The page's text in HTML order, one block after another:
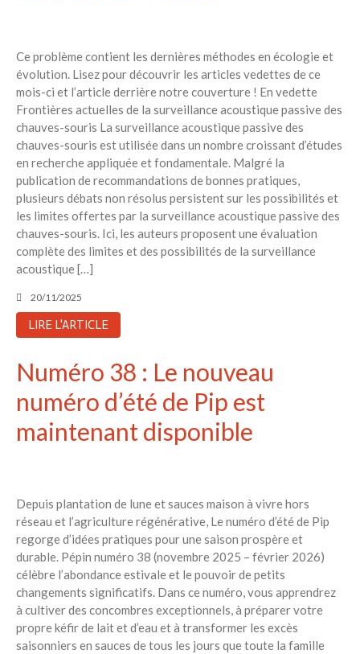
Ce problème contient les dernières méthodes en écologie et
évolution. Lisez pour découvrir les articles vedettes de ce
mois-ci et l’article derrière notre couverture ! En vedette
Frontières actuelles de la surveillance acoustique passive des
chauves-souris La surveillance acoustique passive des
chauves-souris est utilisée dans un nombre croissant d’études
en recherche appliquée et fondamentale. Malgré la
publication de recommandations de bonnes pratiques,
plusieurs débats non résolus persistent sur les possibilités et
les limites offertes par la surveillance acoustique passive des
chauves-souris. Ici, les auteurs proposent une évaluation
complète des limites et des possibilités de la surveillance
acoustique […]
20/11/2025
LIRE L'ARTICLE
Numéro 38 : Le nouveau
numéro d’été de Pip est
maintenant disponible
Depuis plantation de lune et sauces maison à vivre hors
réseau et l’agriculture régénérative, Le numéro d’été de Pip
regorge d’idées pratiques pour une saison prospère et
durable. Pépin numéro 38 (novembre 2025 – février 2026)
célèbre l’abondance estivale et le pouvoir de petits
changements significatifs. Dans ce numéro, vous apprendrez
à cultiver des concombres exceptionnels, à préparer votre
propre kéfir de lait et d’eau et à transformer les excès
saisonniers en sauces de tous les jours que toute la famille